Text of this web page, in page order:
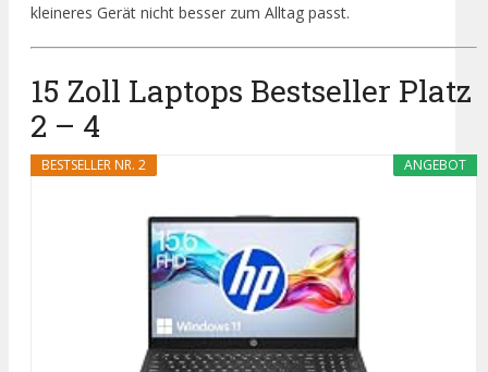
kleineres Gerät nicht besser zum Alltag passt.
15 Zoll Laptops Bestseller Platz
2 – 4
ANGEBOT
BESTSELLER NR. 2